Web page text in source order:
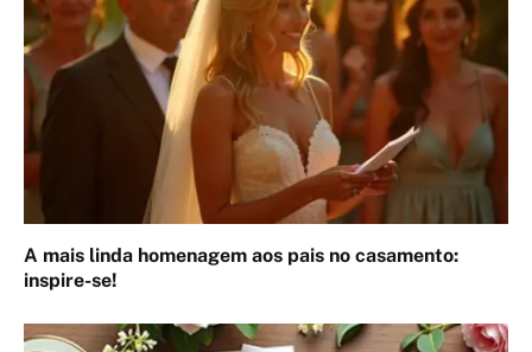
A mais linda homenagem aos pais no casamento:
inspire-se!